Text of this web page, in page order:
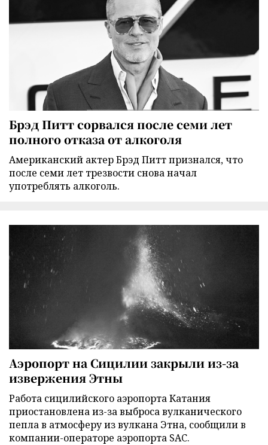
Брэд Питт сорвался после семи лет
полного отказа от алкоголя
Американский актер Брэд Питт признался, что
после семи лет трезвости снова начал
употреблять алкоголь.
Аэропорт на Сицилии закрыли из-за
извержения Этны
Работа сицилийского аэропорта Катания
приостановлена из-за выброса вулканического
пепла в атмосферу из вулкана Этна, сообщили в
компании-операторе аэропорта SAC.